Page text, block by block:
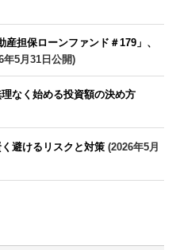
担保ローンファンド＃179」、
年5月31日公開)
なく始める投資額の決め方
避けるリスクと対策 (2026年5月